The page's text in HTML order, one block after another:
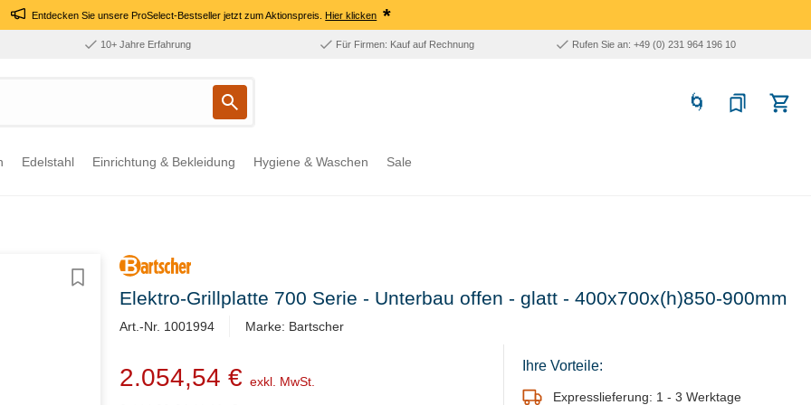
Entdecken Sie unsere ProSelect-Bestseller jetzt zum Aktionspreis.Hier klicken *
10+ Jahre Erfahrung Für Firmen: Kauf auf Rechnung Rufen Sie an: +49 (0) 231 964 196 10
Edelstahl Einrichtung & Bekleidung Hygiene & Waschen Sale
Elektro-Grillplatte 700 Serie - Unterbau offen - glatt - 400x700x(h)850-900mm
Art.-Nr. 1001994 Marke: Bartscher
2.054,54 € exkl. MwSt.
Ihre Vorteile:
Expresslieferung: 1 - 3 Werktage